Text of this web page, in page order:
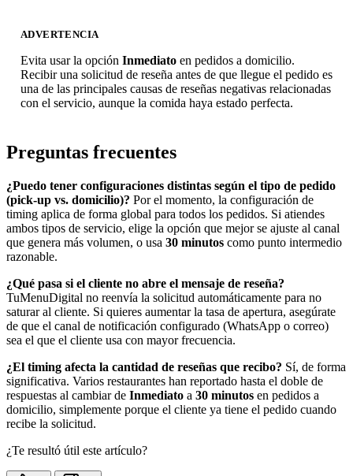
ADVERTENCIA
Evita usar la opción Inmediato en pedidos a domicilio.
Recibir una solicitud de reseña antes de que llegue el pedido es
una de las principales causas de reseñas negativas relacionadas
con el servicio, aunque la comida haya estado perfecta.
Preguntas frecuentes
¿Puedo tener configuraciones distintas según el tipo de pedido
(pick-up vs. domicilio)? Por el momento, la configuración de
timing aplica de forma global para todos los pedidos. Si atiendes
ambos tipos de servicio, elige la opción que mejor se ajuste al canal
que genera más volumen, o usa 30 minutos como punto intermedio
razonable.
¿Qué pasa si el cliente no abre el mensaje de reseña?
TuMenuDigital no reenvía la solicitud automáticamente para no
saturar al cliente. Si quieres aumentar la tasa de apertura, asegúrate
de que el canal de notificación configurado (WhatsApp o correo)
sea el que el cliente usa con mayor frecuencia.
¿El timing afecta la cantidad de reseñas que recibo? Sí, de forma
significativa. Varios restaurantes han reportado hasta el doble de
respuestas al cambiar de Inmediato a 30 minutos en pedidos a
domicilio, simplemente porque el cliente ya tiene el pedido cuando
recibe la solicitud.
¿Te resultó útil este artículo?